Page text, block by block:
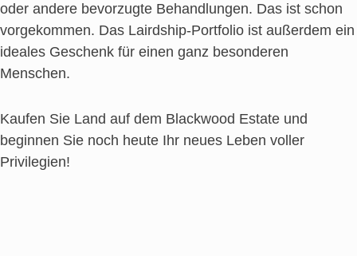
oder andere bevorzugte Behandlungen. Das ist schon
vorgekommen. Das Lairdship-Portfolio ist außerdem ein
ideales Geschenk für einen ganz besonderen
Menschen.
Kaufen Sie Land auf dem Blackwood Estate und
beginnen Sie noch heute Ihr neues Leben voller
Privilegien!